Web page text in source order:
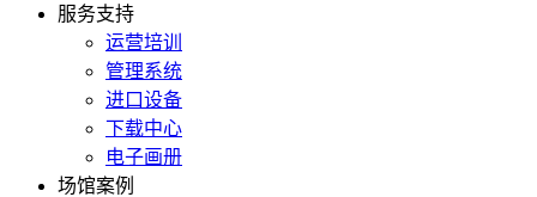
服务支持
运营培训
管理系统
进口设备
下载中心
电子画册
场馆案例